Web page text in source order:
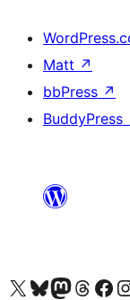
Matt ↗
bbPress ↗
BuddyPress
Visit our X (formerly Twitter) account
Visit our Bluesky account
Visit our Mastodon account
Visit ourVisit our